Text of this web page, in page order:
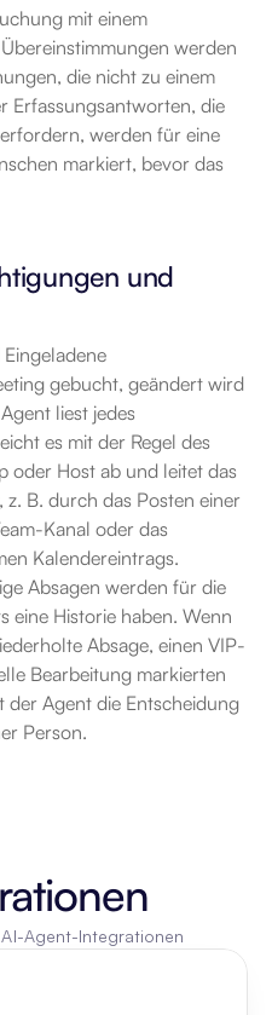
mit einem
werden
die nicht zu einem
Erfassungsantworten, die
werden für eine
markiert, bevor das
und
gebucht, geändert wird
liest jedes
es mit der Regel des
oder Host ab und leitet das
B. durch das Posten einer
Kanal oder das
Kalendereintrags.
Absagen werden für die
eine Historie haben. Wenn
Absage, einen VIP-
Bearbeitung markierten
Agent die Entscheidung
Person.
Agent-Integrationen